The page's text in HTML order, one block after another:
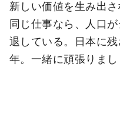
新しい価値を生み出
同じ仕事なら、人口
退している。日本に
年。一緒に頑張りまし